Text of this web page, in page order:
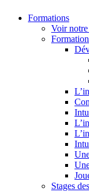
Formations
Voir
Stages